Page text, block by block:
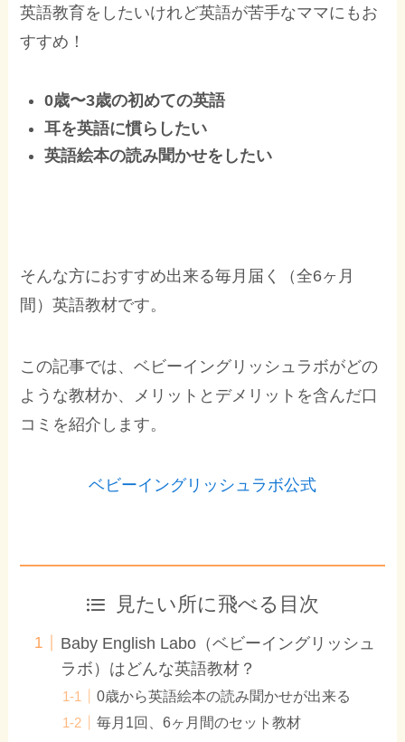
英語教育をしたいけれど英語が苦手なママにもお
すすめ！
0歳〜3歳の初めての英語
耳を英語に慣らしたい
英語絵本の読み聞かせをしたい
そんな方におすすめ出来る毎月届く（全6ヶ月
間）英語教材です。
この記事では、ベビーイングリッシュラボがどの
ような教材か、メリットとデメリットを含んだ口
コミを紹介します。
ベビーイングリッシュラボ公式
見たい所に飛べる目次
Baby English Labo（ベビーイングリッシュ
ラボ）はどんな英語教材？
0歳から英語絵本の読み聞かせが出来る
毎月1回、6ヶ月間のセット教材